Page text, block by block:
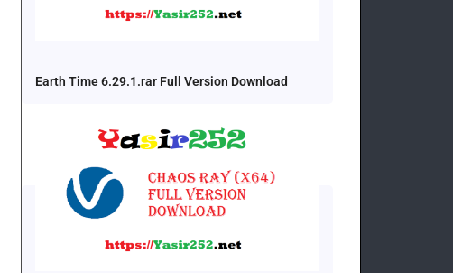
Earth Time 6.29.1.rar Full Version Download